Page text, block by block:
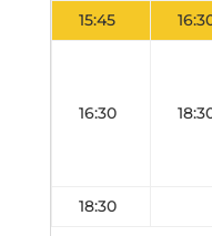
15:45
16:30
18:30